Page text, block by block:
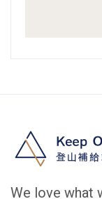
We love what